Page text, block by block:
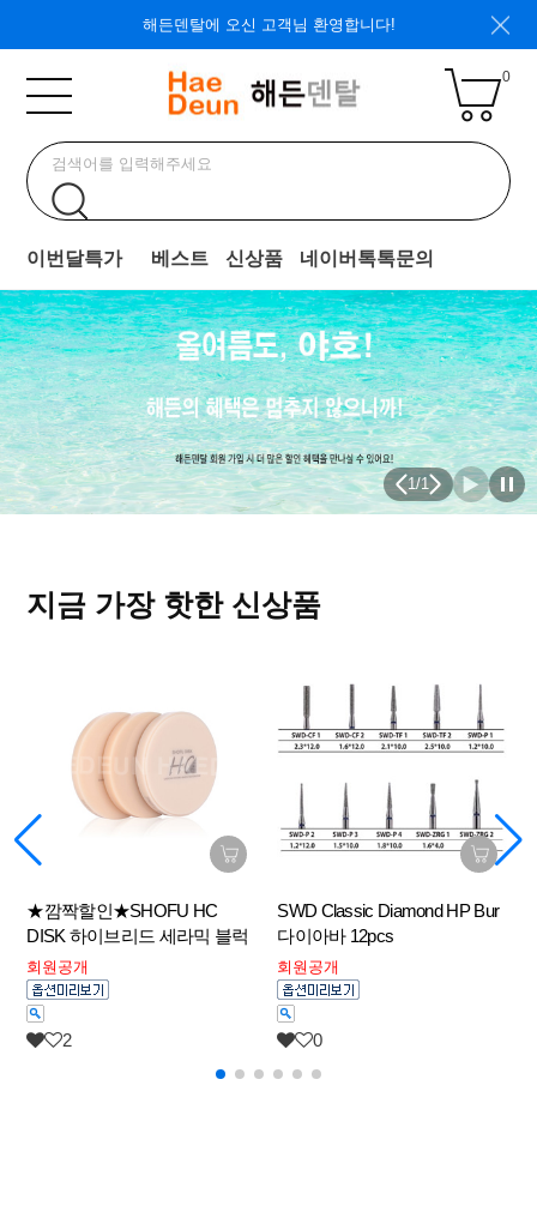
해든덴탈에 오신 고객님 환영합니다!
0
이번달특가 베스트 신상품 네이버톡톡문의
1/1
지금 가장 핫한 신상품
★깜짝할인★SHOFU HC
DISK 하이브리드 세라믹 블럭
회원공개
2
SWD Classic Diamond HP Bur
다이아바 12pcs
회원공개
0